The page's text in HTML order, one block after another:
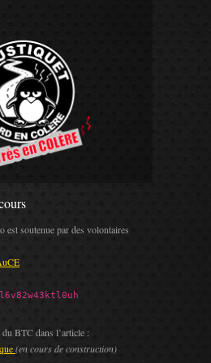
est soutenue par des volontaires
BTC dans l’article :
(en cours de construction)